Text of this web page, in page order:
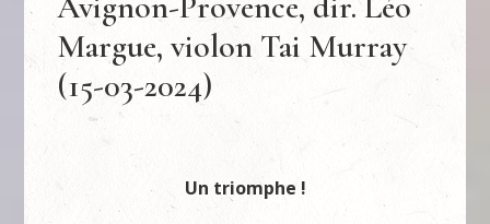
Margue, violon Tai Murray
(15-03-2024)
Un triomphe !